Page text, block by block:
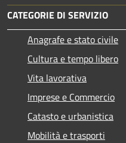
CATEGORIE DI SERVIZIO
Anagrafe e stato civile
Cultura e tempo libero
Vita lavorativa
Imprese e Commercio
Catasto e urbanistica
Mobilità e trasporti